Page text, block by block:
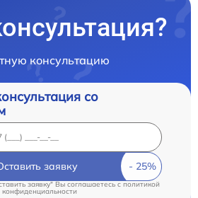
консультацию
со
заявку
заявку" Вы соглашаетесь cполитикой
конфиденциальности